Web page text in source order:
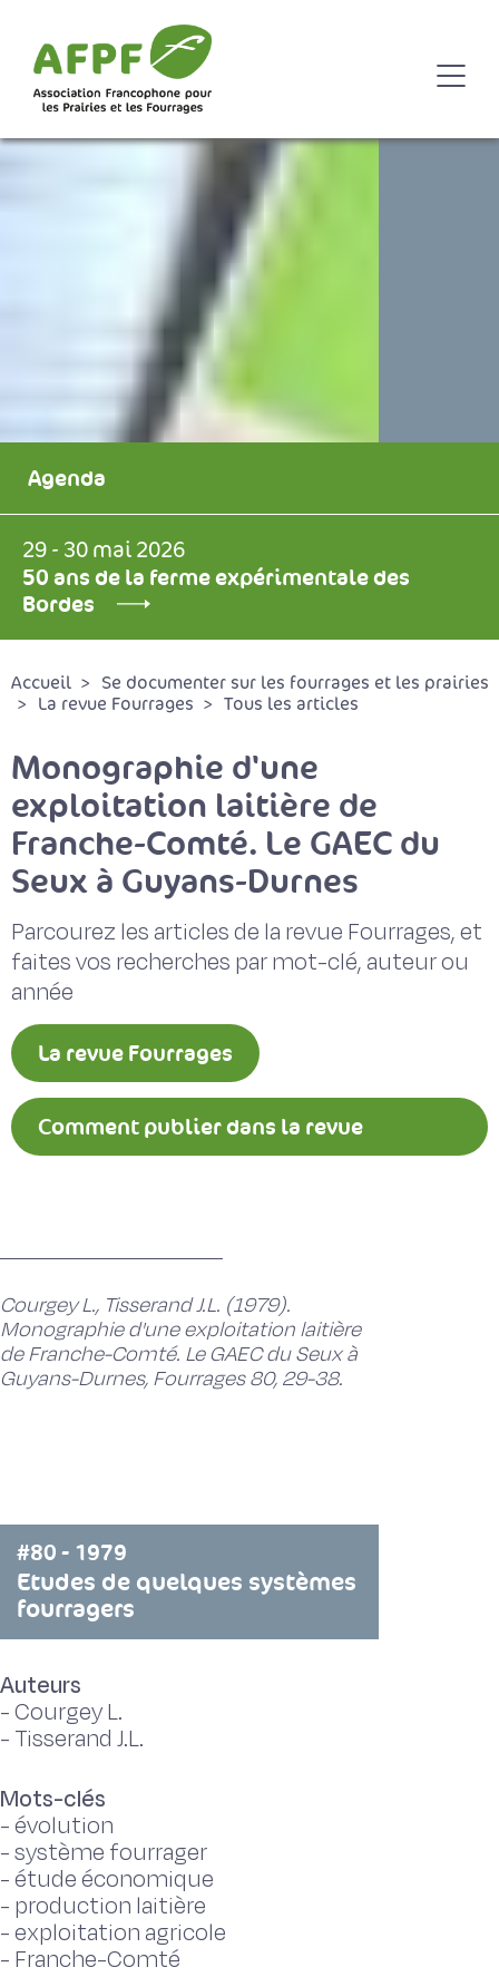
Agenda
29 - 30 mai 2026
50 ans de la ferme expérimentale des
Bordes
Accueil
Se documenter sur les fourrages et les prairies
La revue Fourrages
Tous les articles
Monographie d'une
exploitation laitière de
Franche-Comté. Le GAEC du
Seux à Guyans-Durnes
Parcourez les articles de la revue Fourrages, et
faites vos recherches par mot-clé, auteur ou
année
La revue Fourrages
Comment publier dans la revue
Courgey L., Tisserand J.L. (1979).
Monographie d'une exploitation laitière
de Franche-Comté. Le GAEC du Seux à
Guyans-Durnes, Fourrages 80, 29-38.
#80 - 1979
Etudes de quelques systèmes
fourragers
Auteurs
-Courgey L.
- Tisserand J.L.
Mots-clés
-évolution
-système fourrager
-étude économique
- production laitière
-exploitation agricole
- Franche-Comté